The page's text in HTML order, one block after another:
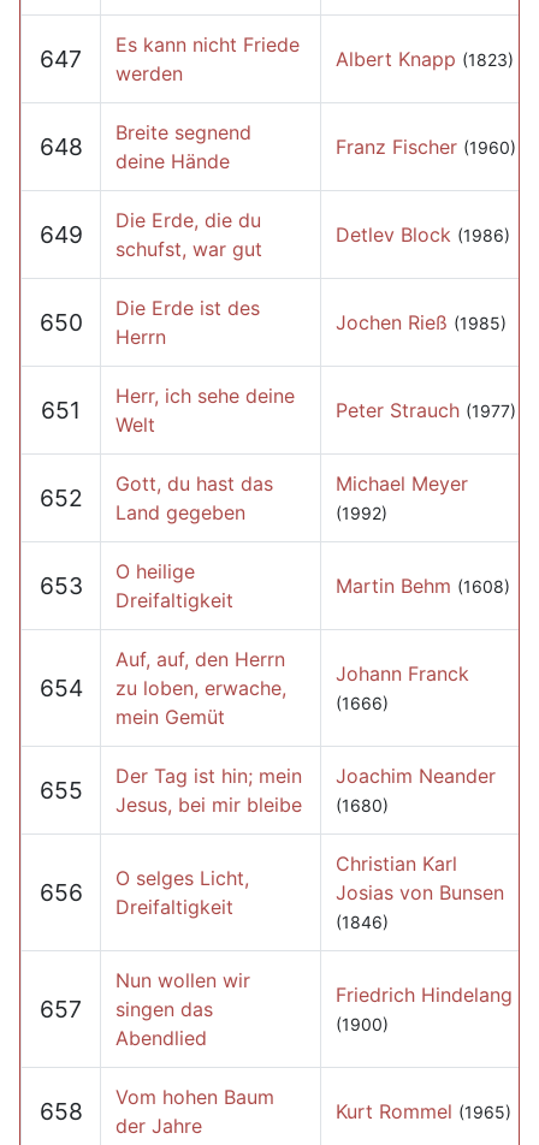
647
Es kann nicht Friede
werden
Albert Knapp (1823)
648
Breite segnend
deine Hände
Franz Fischer (1960)
649
Die Erde, die du
schufst, war gut
Detlev Block (1986)
650
Die Erde ist des
Herrn
Jochen Rieß (1985)
651
Herr, ich sehe deine
Welt
Peter Strauch (1977)
652
Gott, du hast das
Land gegeben
Michael Meyer
(1992)
653
O heilige
Dreifaltigkeit
Martin Behm (1608)
654
Auf, auf, den Herrn
zu loben, erwache,
mein Gemüt
Johann Franck
(1666)
655
Der Tag ist hin; mein
Jesus, bei mir bleibe
Joachim Neander
(1680)
656
O selges Licht,
Dreifaltigkeit
Christian Karl
Josias von Bunsen
(1846)
657
Nun wollen wir
singen das
Abendlied
Friedrich Hindelang
(1900)
658
Vom hohen Baum
der Jahre
Kurt Rommel (1965)